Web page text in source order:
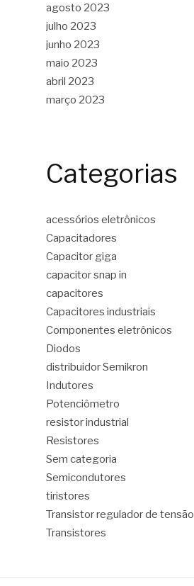
agosto 2023
julho 2023
junho 2023
maio 2023
abril 2023
março 2023
Categorias
acessórios eletrônicos
Capacitadores
Capacitor giga
capacitor snap in
capacitores
Capacitores industriais
Componentes eletrônicos
Diodos
distribuidor Semikron
Indutores
Potenciômetro
resistor industrial
Resistores
Sem categoria
Semicondutores
tiristores
Transistor regulador de tensão
Transistores